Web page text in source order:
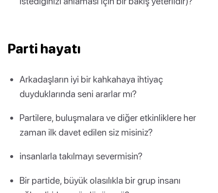
Parti hayatı
Arkadaşların iyi bir kahkahaya ihtiyaç
duyduklarında seni ararlar mı?
Partilere, buluşmalara ve diğer etkinliklere her
zaman ilk davet edilen siz misiniz?
insanlarla takılmayı severmisin?
Bir partide, büyük olasılıkla bir grup insanı